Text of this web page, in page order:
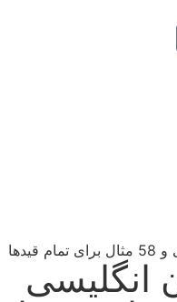
انگلیسی